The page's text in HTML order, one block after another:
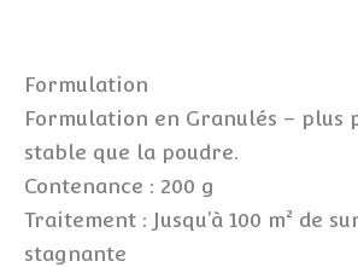
Formulation
Formulation en Granulés – plus
stable que la poudre.
Contenance : 200 g
Traitement : Jusqu’à 100 m² de
stagnante